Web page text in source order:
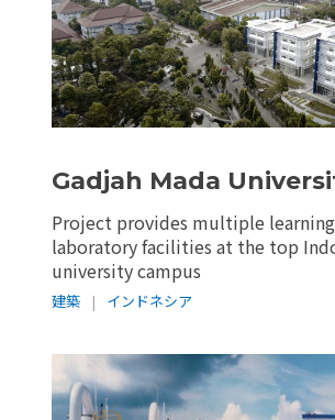
Gadjah Mada
Project provides multiple
laboratory facilities at the top
university campus
建築 | インドネシア